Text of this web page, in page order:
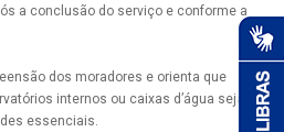
a conclusão do serviço e conforme a
dos moradores e orienta que
internos ou caixas d’água seja
essenciais.